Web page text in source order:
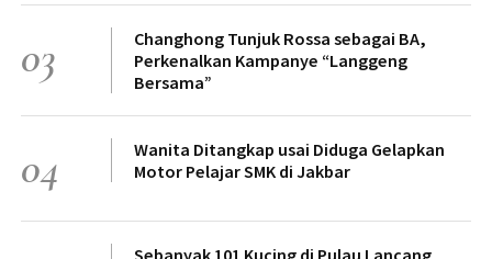
03
Changhong Tunjuk Rossa sebagai BA,
Perkenalkan Kampanye “Langgeng
Bersama”
04
Wanita Ditangkap usai Diduga Gelapkan
Motor Pelajar SMK di Jakbar
Sebanyak 101 Kucing di Pulau Lancang